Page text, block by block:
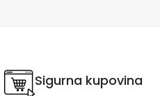
Sigurna kupovina